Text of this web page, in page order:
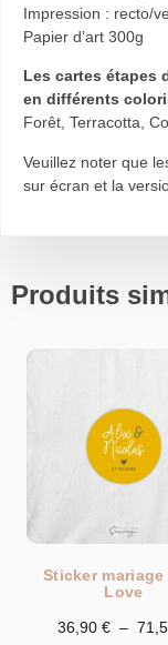
Impression : recto/
Papier d’art 300g
Les cartes étapes
en différents
Forêt, Terracotta,
Veuillez noter que
sur écran et la
Produits
Sticker mariage
Love
36,90 € –